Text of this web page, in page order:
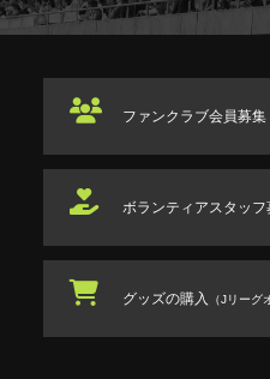
ファンクラブ会員募集
ボランティアスタッフ
グッズの購入 （Jリーグ